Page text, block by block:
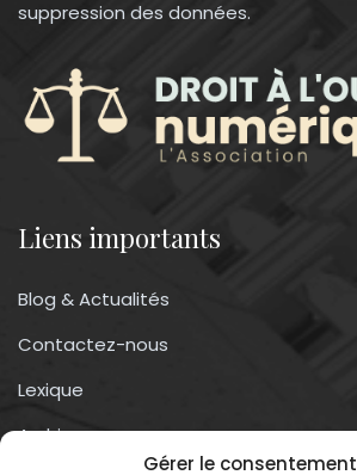
Gérer le consentement
suppression des données.
Liens importants
Blog & Actualités
Contactez-nous
Lexique
Archives